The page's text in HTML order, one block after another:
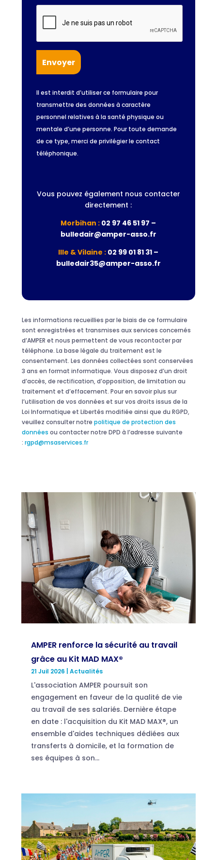
Il est interdit d’utiliser ce formulaire pour
transmettre des données à caractère
personnel relatives à la santé physique ou
mentale d’une personne. Pour toute demande
de ce type, merci de privilégier le contact
téléphonique.
Vous pouvez également nous contacter
directement :
Morbihan : 02 97 46 51 97 –
bulledair@amper-asso.fr
Ille & Vilaine : 02 99 01 81 31 –
bulledair35@amper-asso.fr
Les informations recueillies par le biais de ce formulaire
sont enregistrées et transmises aux services concernés
d’AMPER et nous permettent de vous recontacter par
téléphone. La base légale du traitement est le
consentement. Les données collectées sont conservées
3 ans en format informatique. Vous disposez d’un droit
d’accès, de rectification, d’opposition, de limitation au
traitement et d’effacement. Pour en savoir plus sur
l’utilisation de vos données et sur vos droits issus de la
Loi Informatique et Libertés modifiée ainsi que du RGPD,
veuillez consulter notre politique de protection des
données ou contacter notre DPD à l’adresse suivante
: rgpd@msaservices.fr
AMPER renforce la sécurité au travail
grâce au Kit MAD MAX®
21 Juil 2026 Actualités
L'association AMPER poursuit son
engagement en faveur de la qualité de vie
au travail de ses salariés. Dernière étape
en date : l'acquisition du Kit MAD MAX®, un
ensemble d'aides techniques dédiées aux
transferts à domicile, et la formation de
ses équipes à son...